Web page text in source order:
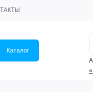
Каталог